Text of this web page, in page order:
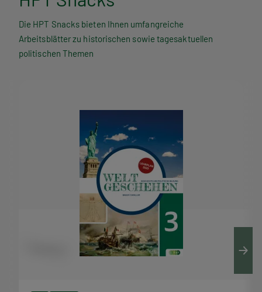
P
T
Die HPT Snacks bieten Ihnen umfangreiche
Arbeitsblätter zu historischen sowie tagesaktuellen
politischen Themen